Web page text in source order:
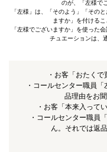
のが、「左様で
「左様」は、「そのよう」「その
ますか」を付ける
「左様でございますか」を使った
チュエーションは、
・お客「おたく
・コールセンター職員
品理由をお
・お客「本来入って
・コールセンター職員
ん。それでは返